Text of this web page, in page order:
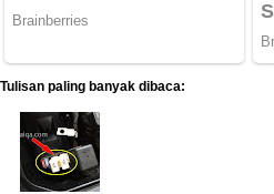
Tulisan paling banyak dibaca: